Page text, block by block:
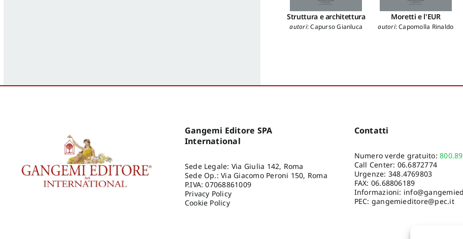
Struttura e architettura
autori:Capurso Gianluca
Moretti e l'EUR
autori:Capomolla Rinaldo
Gangemi Editore SPA
International
Sede Legale: Via Giulia 142, Roma
Sede Op.: Via Giacomo Peroni 150, Roma
P.IVA: 07068861009
Privacy Policy
Cookie Policy
Contatti
Numero verde gratuito:
Call Center: 06.6872774
Urgenze: 348.4769803
FAX: 06.68806189
Informazioni:
PEC: gangemieditore@pec.it